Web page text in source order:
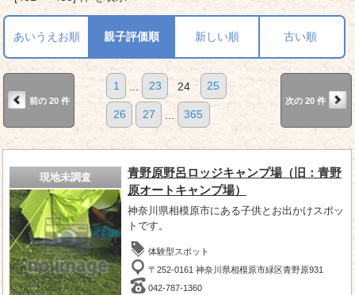
あいうえお順 親子評価順 新しい順 古い順
前の 20 件
1 23 24 25
26 27 ... 365
次の 20 件
現地未調査
青野原野呂ロッジキャンプ場（旧：青野
原オートキャンプ場）
神奈川県相模原市にある子供とお出かけスポッ
トです。
体験型スポット
〒252-0161 神奈川県相模原市緑区青野原931
042-787-1360